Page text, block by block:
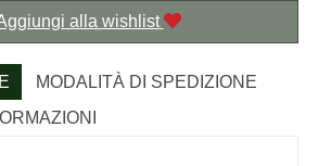
alla wishlist
MODALITÀ DI SPEDIZIONE